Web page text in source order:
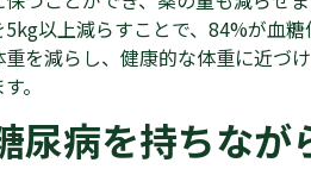
5kg以上減らすことで、84%が血
重を減らし、健康的な体重に近づ
。
尿病を持ちなが